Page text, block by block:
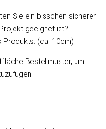
Sie ein bisschen sicherer
geeignet ist?
Produkts. (ca. 10cm)
Bestellmuster, um